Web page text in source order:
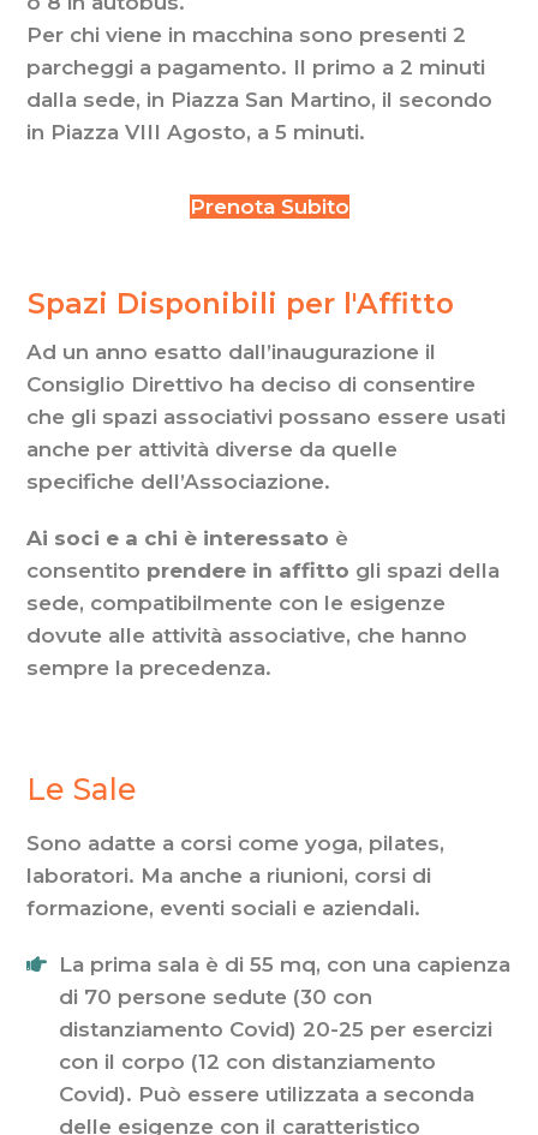
Per chi viene in macchina sono presenti 2
parcheggi a pagamento. Il primo a 2 minuti
dalla sede, in Piazza San Martino, il secondo
in Piazza VIII Agosto, a 5 minuti.
Prenota Subito
Spazi
Disponibili
per
l'Affitto
Spazi Disponibili per l'Affitto
Ad un anno esatto dall’inaugurazione il
Consiglio Direttivo ha deciso di consentire
che gli spazi associativi possano essere usati
anche per attività diverse da quelle
specifiche dell’Associazione.
Ai soci e a chi è interessato è
consentito prendere in affitto gli spazi della
sede, compatibilmente con le esigenze
dovute alle attività associative, che hanno
sempre la precedenza.
Le Sale
Sono adatte a corsi come yoga, pilates,
laboratori. Ma anche a riunioni, corsi di
formazione, eventi sociali e aziendali.
La prima sala è di 55 mq, con una capienza
di 70 persone sedute (30 con
distanziamento Covid) 20-25 per esercizi
con il corpo (12 con distanziamento
Covid). Può essere utilizzata a seconda
delle esigenze con il caratteristico